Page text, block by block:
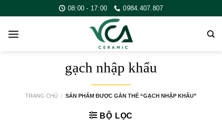
to
content
08:00 - 17:00 0984.407.807
gạch nhập khẩu
TRANG CHỦ / SẢN PHẨM ĐƯỢC GẮN THẺ “GẠCH NHẬP KHẨU”
BỘ LỌC